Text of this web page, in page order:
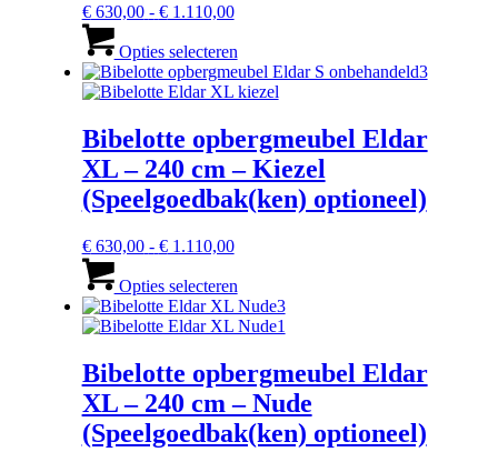
€630,00 - €1.110,00Prijsklasse:
tot
€ 1.110,00
Opties selecterenproduct
heeft
meerdere
Deze
optie
kan
gekozen
worden
Bibelotte opbergmeubel Eldar
XL – 240 cm – Kiezel
(Speelgoedbak(ken) optioneel)
€630,00 - €1.110,00Prijsklasse:
tot
€ 1.110,00
Opties selecterenproduct
heeft
meerdere
Deze
optie
kan
gekozen
worden
Bibelotte opbergmeubel Eldar
XL – 240 cm – Nude
(Speelgoedbak(ken) optioneel)